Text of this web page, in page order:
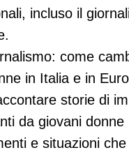
incluso il
come
in Italia e in
storie di
da giovani
e situazioni